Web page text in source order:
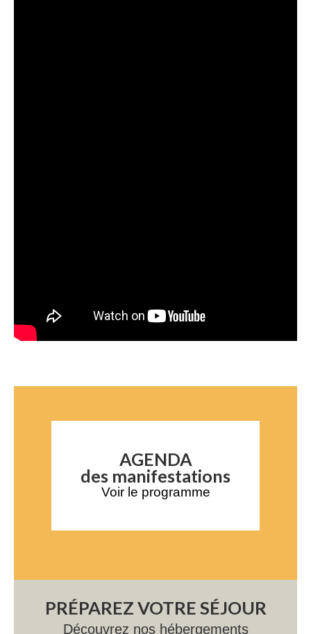
AGENDA
des manifestations
Voir le programme
PRÉPAREZ VOTRE SÉJOUR
Découvrez nos hébergements